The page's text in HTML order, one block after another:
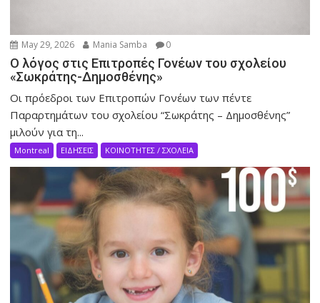
May 29, 2026 Mania Samba 0
Ο λόγος στις Επιτροπές Γονέων του σχολείου
«Σωκράτης-Δημοσθένης»
Οι πρόεδροι των Επιτροπών Γονέων των πέντε
Παραρτημάτων του σχολείου “Σωκράτης – Δημοσθένης”
μιλούν για τη...
Montreal ΕΙΔΗΣΕΙΣ ΚΟΙΝΟΤΗΤΕΣ / ΣΧΟΛΕΙΑ